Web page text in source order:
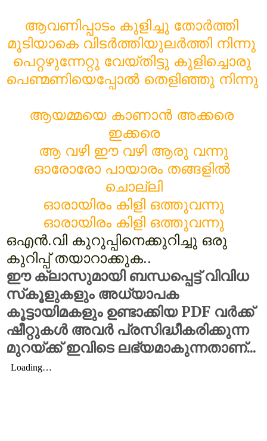
ആ‍വണിപ്പാടം കുളിച്ചു തോര്‍ത്തി
മുടിയാകെ വിടര്‍ത്തിയുലര്‍ത്തി നിന്നു
പെറ്റഴുന്നേറ്റു വേയ്തിട്ടു കുളിച്ചൊരു
ആയമ്മയെ കാണാന്‍ അക്കരെ
ഇക്കരെ
ആ വഴി ഈ വഴി ആരു വന്നു
ഓരോരോ പായാരം തങ്ങളില്‍
ചൊല്ലി
ഓരായിരം കിളി ഒത്തുവന്നു
ഓരായിരം കിളി ഒത്തുവന്നു
ഒഎൻ.വി കുറുപ്പിനെക്കുറിച്ചു ഒരു
കുറിപ്പ് തയാറാക്കുക..
ഈ ക്ലാസുമായി ബന്ധപ്പെട്ട് വിവിധ
സ്‌കൂളുകളും അധ്യാപക
കൂട്ടായിമകളും ഉണ്ടാക്കിയ PDF വർക്ക്
ഷീറ്റുകൾ അവർ പ്രസിദ്ധീകരിക്കുന്ന
മുറയ്‌ക്ക്‌ ഇവിടെ ലഭ്യമാകുന്നതാണ്...